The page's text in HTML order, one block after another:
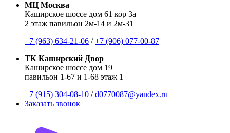
МЦ Москва
Каширское шоссе дом 61 кор 3а
2 этаж павильон 2м-14 и 2м-31
+7 (963) 634-21-06 /+7 (906) 077-00-87
ТК Каширский Двор
Каширское шоссе дом 19
павильон 1-67 и 1-68 этаж 1
+7 (915) 304-08-10 /d0770087@yandex.ru
Заказать звонок